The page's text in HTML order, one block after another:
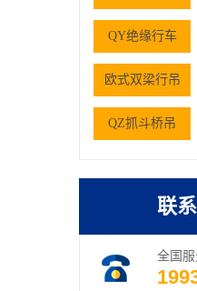
QY绝缘行车
欧式双梁行吊
QZ抓斗桥吊
联
全国服